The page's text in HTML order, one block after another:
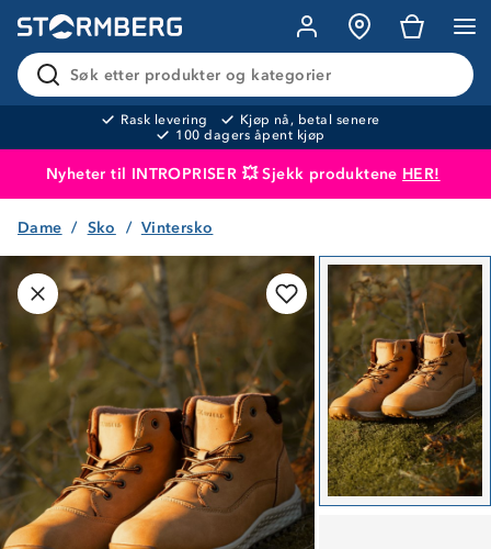
Søk etter produkter og kategorier
Rask levering
Kjøp nå, betal senere
100 dagers åpent kjøp
Nyheter til INTROPRISER 💥 Sjekk produktene HER!
Produktet er lagt i handlekurven
Dame Sko Vintersko